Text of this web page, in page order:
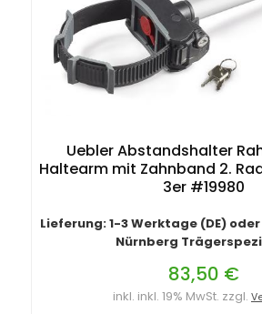
Uebler Abstandshalter
Haltearm mit Zahnband 2.
3er #19980
Lieferung: 1-3 Werktage (DE)
Nürnberg
83,50 €
inkl. inkl. 19% MwSt. zzgl.